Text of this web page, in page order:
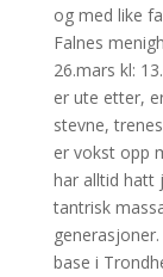
og med like
Falnes
26.mars kl:
er ute etter,
stevne,
er vokst opp
har alltid hatt
tantrisk
base i